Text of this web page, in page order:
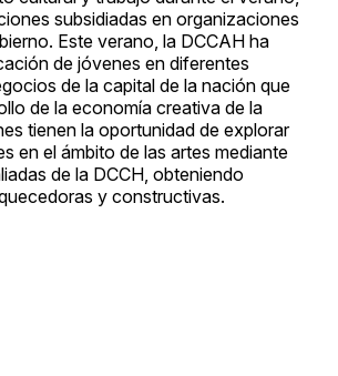
subsidiadas en organizaciones
Este verano, la DCCAH ha
de jóvenes en diferentes
de la capital de la nación que
de la economía creativa de la
tienen la oportunidad de explorar
en el ámbito de las artes mediante
de la DCCH, obteniendo
y constructivas.